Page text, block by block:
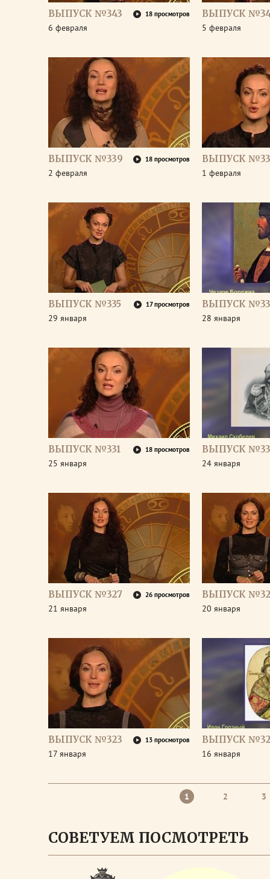
ВЫПУСК №343 18 просмотров
6 февраля
ВЫПУСК
5 февраля
ВЫПУСК №339 18 просмотров
2 февраля
ВЫПУСК
1 февраля
ВЫПУСК №335 17 просмотров
29 января
ВЫПУСК
28 января
ВЫПУСК №331 18 просмотров
25 января
ВЫПУСК
24 января
ВЫПУСК №327 26 просмотров
21 января
ВЫПУСК
20 января
ВЫПУСК №323 13 просмотров
17 января
ВЫПУСК
16 января
1 2 3
СОВЕТУЕМ ПОСМОТРЕТЬ